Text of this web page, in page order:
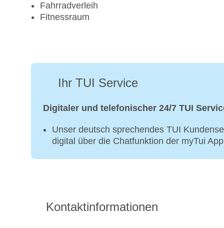
Fahrradverleih
Fitnessraum
Ihr TUI Service
Digitaler und telefonischer 24/7 TUI
Unser deutsch sprechendes TUI
digital über die Chatfunktion der myTui
Kontaktinformationen